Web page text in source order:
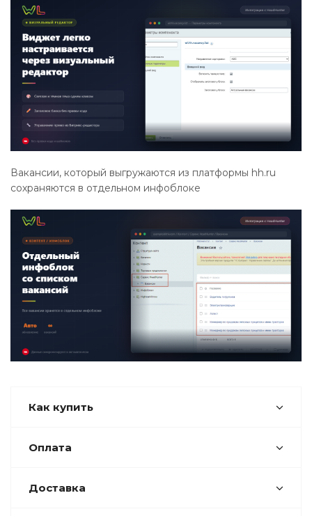
Вакансии, который выгружаются из платформы hh.ru
сохраняются в отдельном инфоблоке
Как купить
Оплата
Доставка